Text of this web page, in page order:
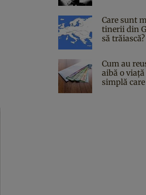
Care sunt
tinerii din
să trăiască?
Cum au
aibă o
simplă